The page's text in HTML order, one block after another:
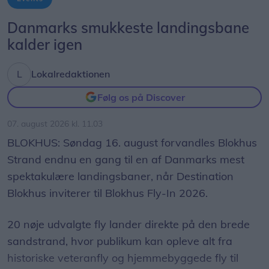
dens betydning for livet på Jorden og vores plads i
universet. Med Sol26 vil vi give danskerne en
fælles oplevelse – og inspirere til ny viden og
nysgerrighed på naturvidenskab, siger Tina Ibsen,
der er astrofysiker og en af initiativtagerne til
Sol26.
Herunder får man et overblik over, hvornår
solformørkelsen rammer forskellige steder i
Nordjylland.
Danmarks smukkeste landingsbane
kalder igen
Lokalredaktionen
Følg os på Discover
07. august 2026 kl. 11.03
BLOKHUS: Søndag 16. august forvandles Blokhus
Strand endnu en gang til en af Danmarks mest
spektakulære landingsbaner, når Destination
Blokhus inviterer til Blokhus Fly-In 2026.
20 nøje udvalgte fly lander direkte på den brede
sandstrand, hvor publikum kan opleve alt fra
historiske veteranfly og hjemmebyggede fly til